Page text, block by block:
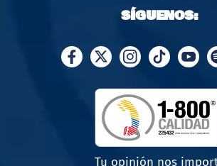
SÍGUENOS:
Tu opinión nos